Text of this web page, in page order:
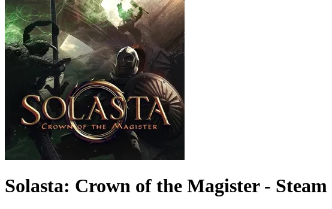
Solasta: Crown of the Magister - Steam